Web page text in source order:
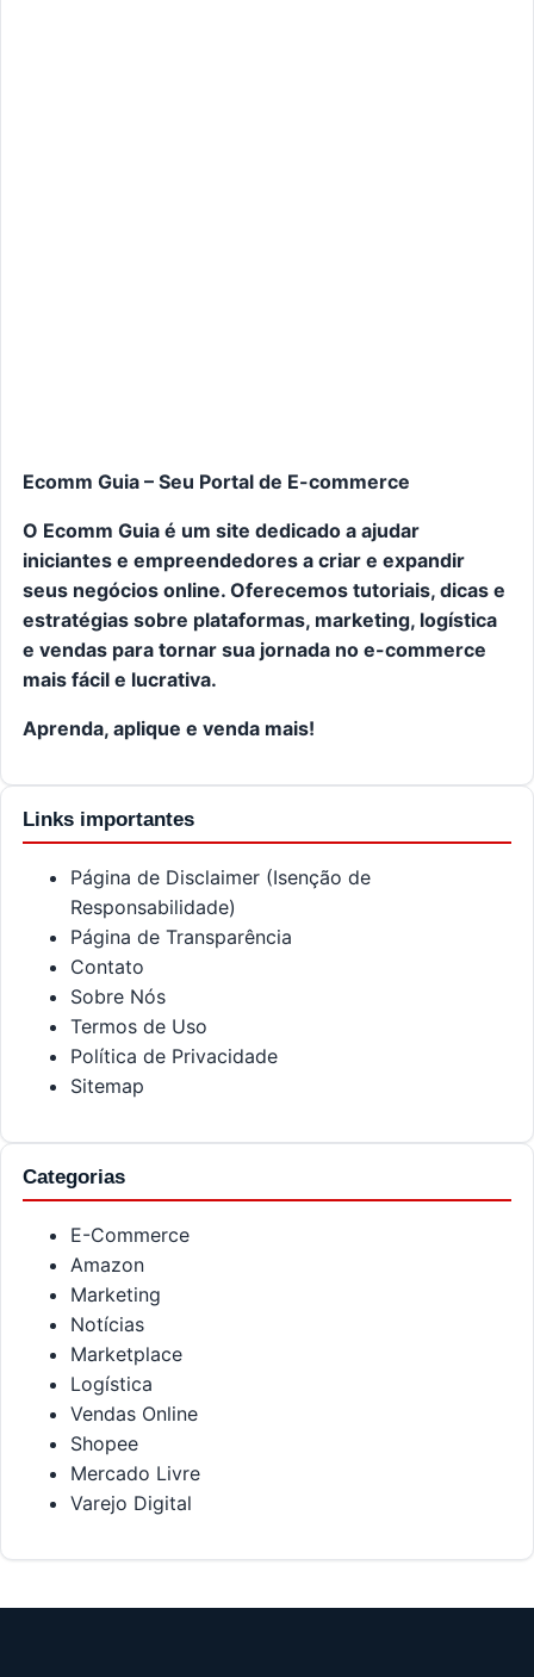
Ecomm Guia – Seu Portal de E-commerce
O Ecomm Guia é um site dedicado a ajudar
iniciantes e empreendedores a criar e expandir
seus negócios online. Oferecemos tutoriais, dicas e
estratégias sobre plataformas, marketing, logística
e vendas para tornar sua jornada no e-commerce
mais fácil e lucrativa.
Aprenda, aplique e venda mais!
Links importantes
Página de Disclaimer (Isenção de
Responsabilidade)
Página de Transparência
Contato
Sobre Nós
Termos de Uso
Política de Privacidade
Sitemap
Categorias
E-Commerce
Amazon
Marketing
Notícias
Marketplace
Logística
Vendas Online
Shopee
Mercado Livre
Varejo Digital